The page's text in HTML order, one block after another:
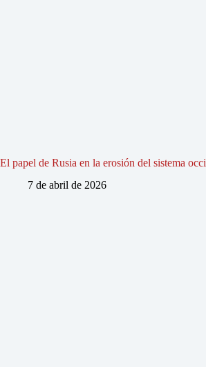
El papel de Rusia en la erosión del sistema
7 de abril de 2026